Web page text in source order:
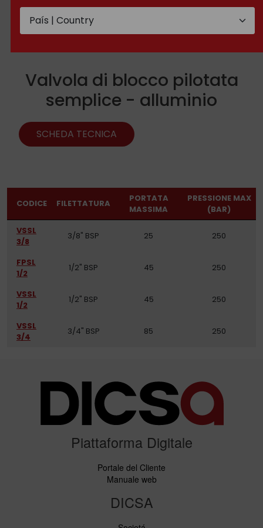
Valvola di blocco pilotata
semplice - alluminio
SCHEDA TECNICA
CODICE FILETTATURA
PORTATA
MASSIMA
PRESSIONE MAX
(BAR)
VSSL
3/8
3/8" BSP 25 250
FPSL
1/2
1/2" BSP 45 250
VSSL
1/2
1/2" BSP 45 250
VSSL
3/4
3/4" BSP 85 250
Piattaforma Digitale
Portale del Cliente
Manuale web
DICSA